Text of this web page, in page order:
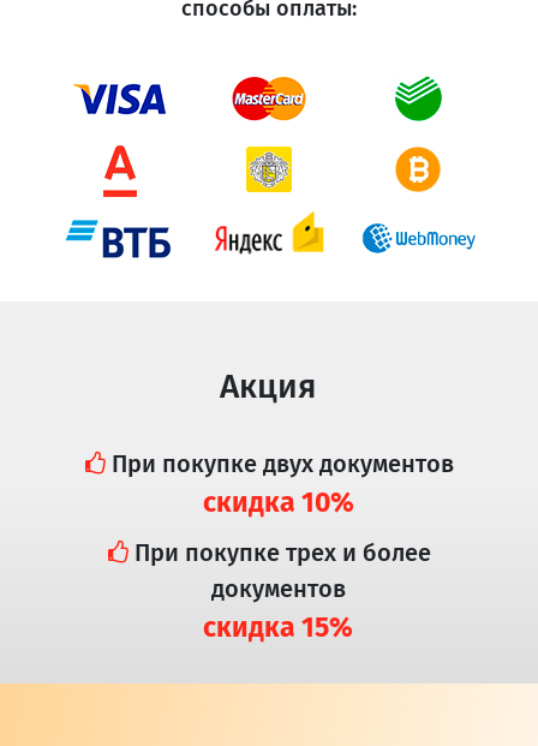
способы оплаты:
Акция
При покупке двух документов
скидка 10%
При покупке трех и более
документов
скидка 15%